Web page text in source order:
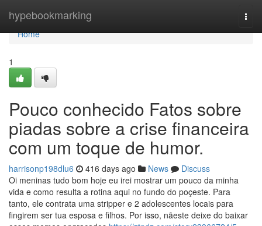
hypebookmarking
Home
Home
1
Pouco conhecido Fatos sobre
piadas sobre a crise financeira
com um toque de humor.
harrisonp198dlu6 416 days ago News
Discuss
Oi meninas tudo bom hoje eu irei mostrar um pouco da minha
vida e como resulta a rotina aqui no fundo do poçeste. Para
tanto, ele contrata uma stripper e 2 adolescentes locais para
fingirem ser tua esposa e filhos. Por isso, nãeste deixe do baixar